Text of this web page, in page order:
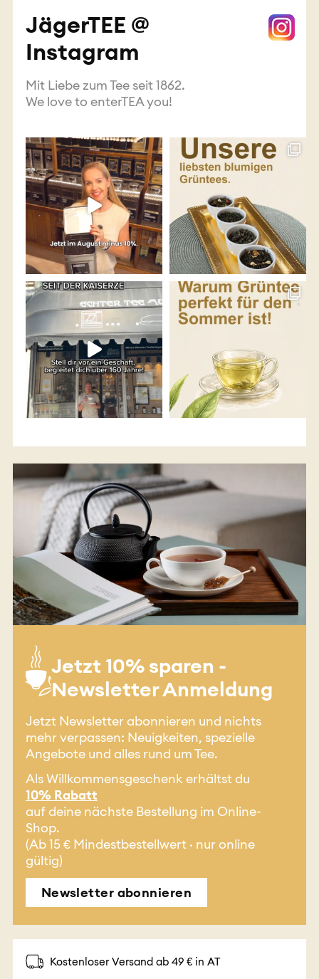
JägerTEE @
Instagram
Mit Liebe zum Tee seit 1862.
We love to enterTEA you!
Jetzt 10% sparen -
Newsletter Anmeldung
Jetzt Newsletter abonnieren und nichts
mehr verpassen: Neuigkeiten, spezielle
Angebote und alles rund um Tee.
Als Willkommensgeschenk erhältst du
10% Rabatt
auf deine nächste Bestellung im Online-
Shop.
(Ab 15 € Mindestbestellwert · nur online
gültig)
Newsletter abonnieren
Kostenloser Versand ab 49 € in AT